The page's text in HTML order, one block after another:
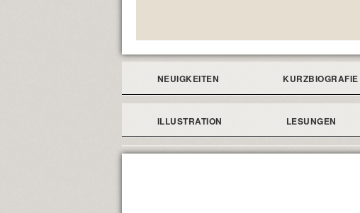
NEUIGKEITEN KURZBIOGRAFIE
ILLUSTRATION LESUNGEN